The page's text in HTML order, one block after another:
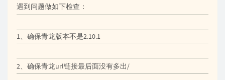
遇到问题做如下检查：
1、确保青龙版本不是2.10.1
2、确保青龙url链接最后面没有多出/